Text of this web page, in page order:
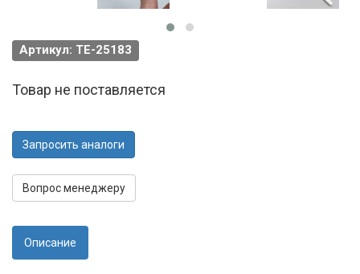
Артикул: TE-25183
Товар не поставляется
Запросить аналоги
Вопрос менеджеру
Описание